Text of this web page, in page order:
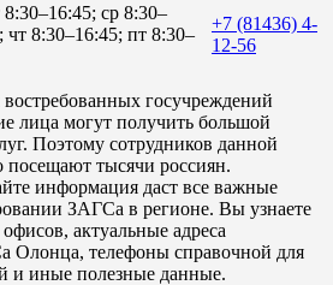
ср 8:30–
чт 8:30–16:45; пт 8:30–
+7 (81436) 4-
12-56
госучреждений
лица могут получить большой
Поэтому сотрудников данной
посещают тысячи россиян.
информация даст все важные
ЗАГСа в регионе. Вы узнаете
актуальные адреса
Олонца, телефоны справочной для
и иные полезные данные.